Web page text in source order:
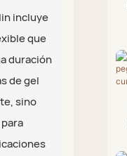
incluye
que
duración
de gel
sino